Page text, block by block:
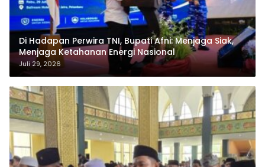
Di Hadapan Perwira TNI, Bupati Afni: Menjaga Siak,
Menjaga Ketahanan Energi Nasional
Juli 29, 2026